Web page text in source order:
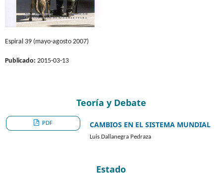
Espiral 39 (mayo-agosto 2007)
Publicado: 2015-03-13
Teoría y Debate
CAMBIOS EN EL SISTEMA MUNDIAL
Luis Dallanegra Pedraza
PDF
Estado